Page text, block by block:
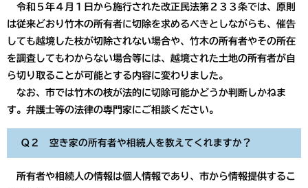
令和５年４月１日から施行された改正民法第２３３条では、原則
は従来どおり竹木の所有者に切除を求めるべきとしながらも、催告
しても越境した枝が切除されない場合や、竹木の所有者やその所在
を調査してもわからない場合等には、越境された土地の所有者が自
ら切り取ることが可能とする内容に変わりました。
​ なお、市では竹木の枝が法的に切除可能かどうか判断しかねま
す。弁護士等の法律の専門家にご相談ください。
Ｑ２ 空き家の所有者や相続人を教えてくれますか？
所有者や相続人の情報は個人情報であり、市から情報提供するこ